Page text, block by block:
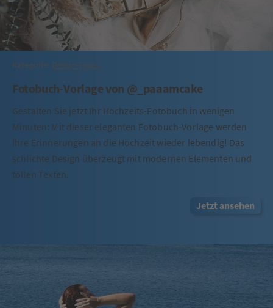
Kategorie: Design-Tipps
Fotobuch-Vorlage von @_paaamcake
Gestalten Sie jetzt Ihr Hochzeits-Fotobuch in wenigen
Minuten: Mit dieser eleganten Fotobuch-Vorlage werden
Ihre Erinnerungen an die Hochzeit wieder lebendig! Das
schlichte Design überzeugt mit modernen Elementen und
tollen Texten.
Jetzt ansehen